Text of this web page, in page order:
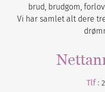
brud, brudgom,
Vi har samlet alt dere
Tlf :